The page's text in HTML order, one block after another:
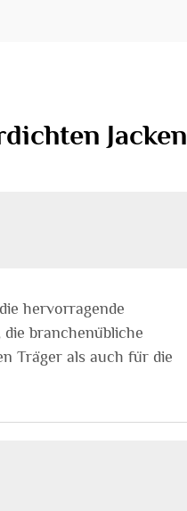
Jacken
hervorragende
branchenübliche
Träger als auch für die